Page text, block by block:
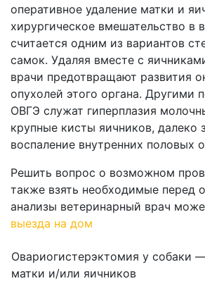
оперативное удаление матки и
хирургическое вмешательство в
считается одним из вариантов
самок. Удаляя вместе с
врачи предотвращают развития
опухолей этого органа. Другими
ОВГЭ служат гиперплазия
крупные кисты яичников, далеко
воспаление внутренних половых
Решить вопрос о возможном
также взять необходимые перед
анализы ветеринарный врач
выезда на дом
Овариогистерэктомия у собаки
матки и/или яичников